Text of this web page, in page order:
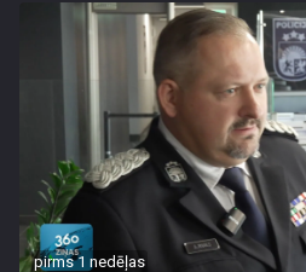
pirms 1 nedēļas